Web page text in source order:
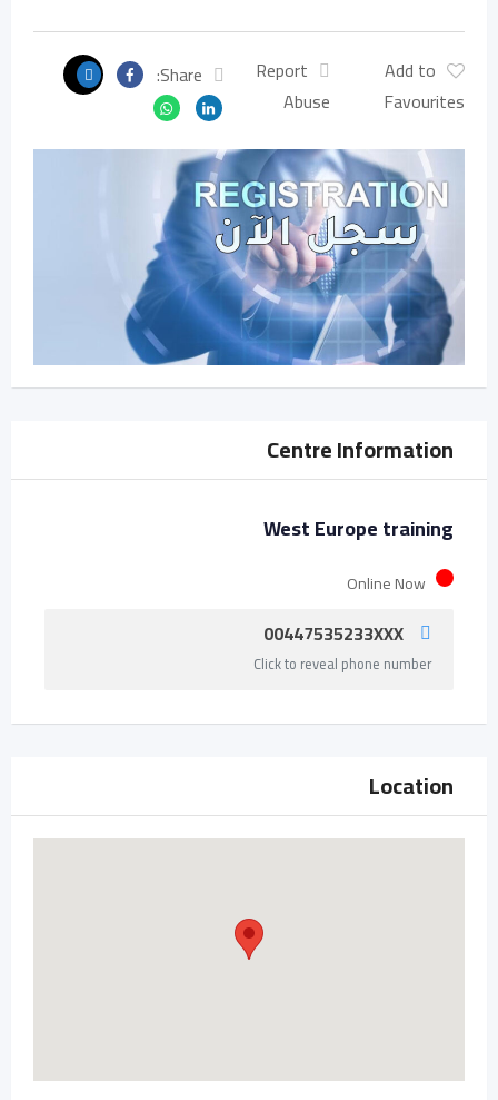
Add to
Favourites
Report
Abuse
Share:
Centre Information
West Europe training
Online Now
00447535233XXX
Click to reveal phone number
Location